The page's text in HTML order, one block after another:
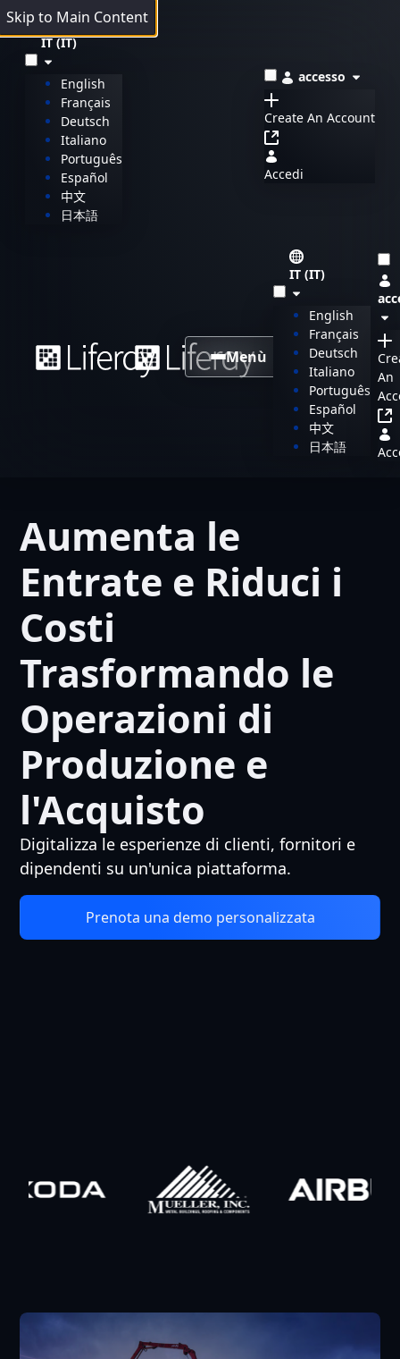
Skip to Main Content
IT (IT)
English
Français
Deutsch
Italiano
Português
Español
中文
日本語
accesso
Create An Account
Accedi
Menù
IT (IT)
English
Français
Deutsch
Italiano
Português
Español
中文
日本語
An
Aumenta le
Entrate e Riduci i
Costi
Trasformando le
Operazioni di
Produzione e
l'Acquisto
Digitalizza le esperienze di clienti, fornitori e
dipendenti su un'unica piattaforma.
Prenota una demo personalizzata